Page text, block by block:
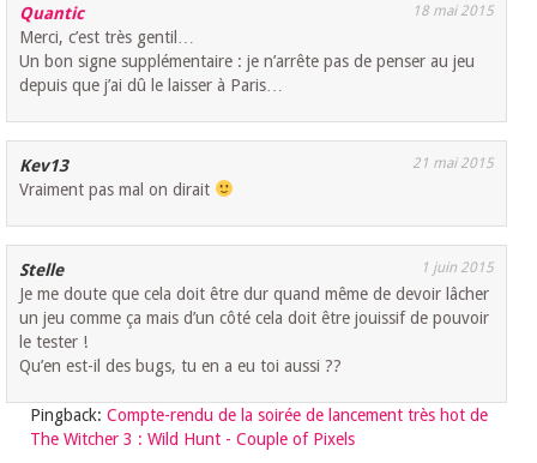
Quantic 18 mai 2015
Merci, c’est très gentil…
Un bon signe supplémentaire : je n’arrête pas de penser au jeu
depuis que j’ai dû le laisser à Paris…
Kev13 21 mai 2015
Vraiment pas mal on dirait
Stelle 1 juin 2015
Je me doute que cela doit être dur quand même de devoir lâcher
un jeu comme ça mais d’un côté cela doit être jouissif de pouvoir
le tester !
Qu’en est-il des bugs, tu en a eu toi aussi ??
Pingback: Compte-rendu de la soirée de lancement très hot de
The Witcher 3 : Wild Hunt - Couple of Pixels